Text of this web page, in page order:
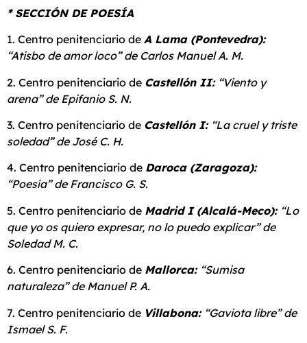
* SECCIÓN DE POESÍA
1. Centro penitenciario de A Lama (Pontevedra):
“Atisbo de amor loco” de Carlos Manuel A. M.
2. Centro penitenciario de Castellón II: “Viento y
arena” de Epifanio S. N.
3. Centro penitenciario de Castellón I: “La cruel y triste
soledad” de José C. H.
4. Centro penitenciario de Daroca (Zaragoza):
“Poesía” de Francisco G. S.
5. Centro penitenciario de Madrid I (Alcalá-Meco): “Lo
que yo os quiero expresar, no lo puedo explicar” de
Soledad M. C.
6. Centro penitenciario de Mallorca: “Sumisa
naturaleza” de Manuel P. A.
7. Centro penitenciario de Villabona: “Gaviota libre” de
Ismael S. F.